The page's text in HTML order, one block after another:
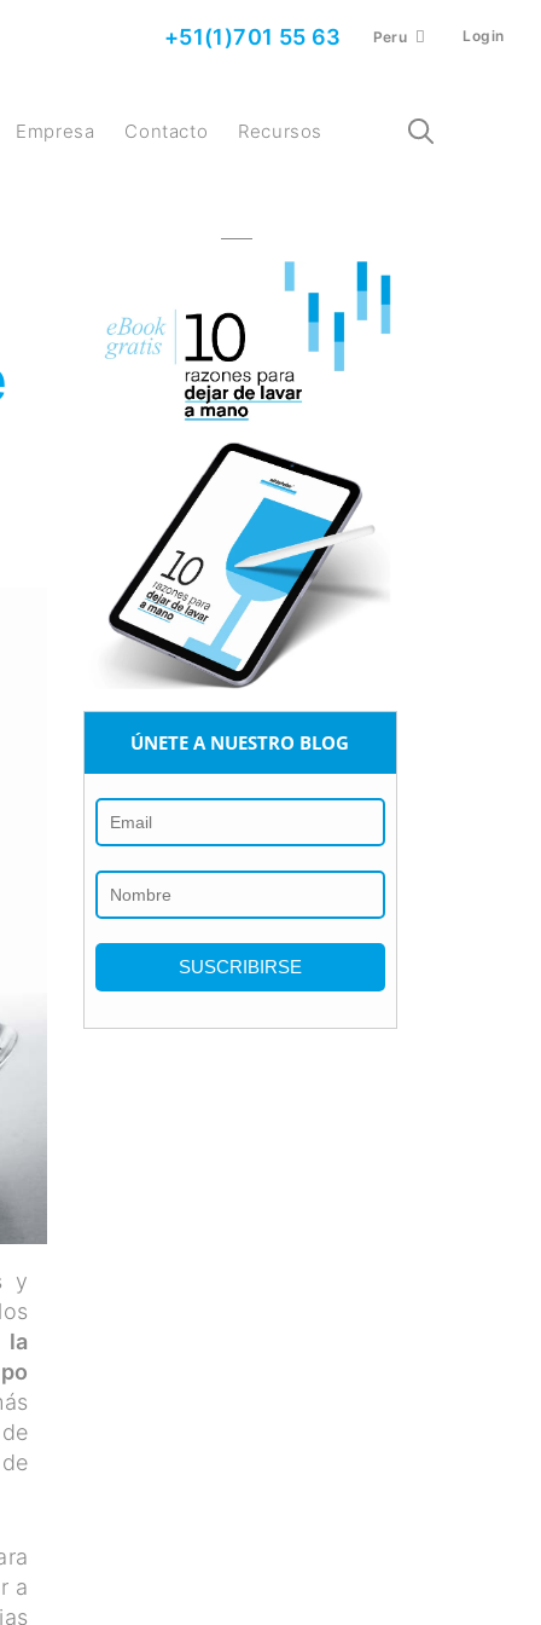
+51(1)701 55 63 Peru Login
Empresa Contacto Recursos
y
la
a
ÚNETE A NUESTRO BLOG